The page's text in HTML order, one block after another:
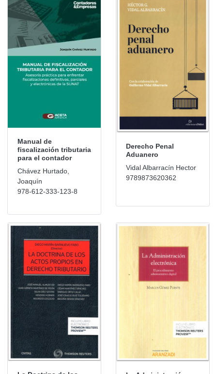
Manual de
fiscalización tributaria
para el contador
Chávez Hurtado,
Joaquín
978-612-333-123-8
Derecho Penal
Aduanero
Vidal Albarracín Hector
9789873620362